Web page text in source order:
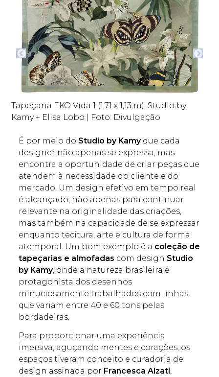
Almofadas Veludo Trapunto, Studio by Kamy +
Elisa Lobo Foto: Divulgação
É por meio do Studio by Kamyque cada
designer não apenas se expressa, mas
encontra a oportunidade de criar peças que
atendem à necessidade do cliente e do
mercado. Um design efetivo em tempo real
é alcançado, não apenas para continuar
relevante na originalidade das criações,
mas também na capacidade de se expressar
enquanto tecitura, arte e cultura de forma
atemporal. Um bom exemplo é a coleção de
tapeçarias e almofadas com design Studio
by Kamy, onde a natureza brasileira é
protagonista dos desenhos
minuciosamente trabalhados com linhas
que variam entre 40 e 60 tons pelas
bordadeiras.
Para proporcionar uma experiência
imersiva, aguçando mentes e corações, os
espaços tiveram conceito e curadoria de
design assinada por Francesca Alzati,